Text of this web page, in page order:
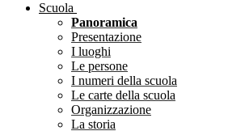
Scuola
Panoramica
Presentazione
I luoghi
Le persone
I numeri della scuola
Le carte della scuola
Organizzazione
La storia